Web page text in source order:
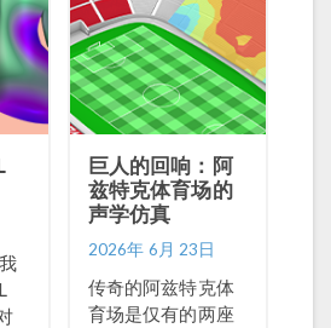
巨人的回响：阿
兹特克体育场的
声学仿真
2026年 6月 23日
传奇的阿兹特克体
育场是仅有的两座